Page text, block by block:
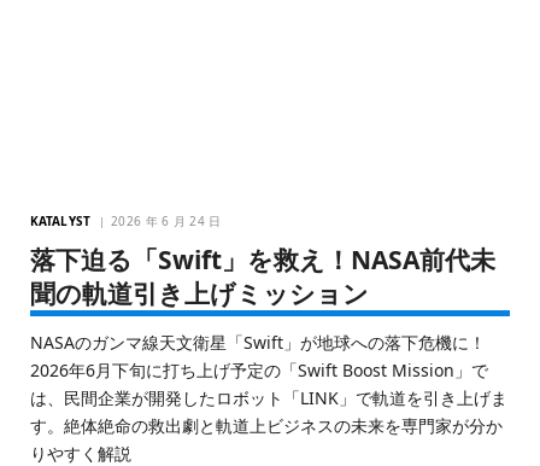
KATALYST 2026 年 6 月 24 日
落下迫る「Swift」を救え！NASA前代未
聞の軌道引き上げミッション
NASAのガンマ線天文衛星「Swift」が地球への落下危機に！
2026年6月下旬に打ち上げ予定の「Swift Boost Mission」で
は、民間企業が開発したロボット「LINK」で軌道を引き上げま
す。絶体絶命の救出劇と軌道上ビジネスの未来を専門家が分か
りやすく解説